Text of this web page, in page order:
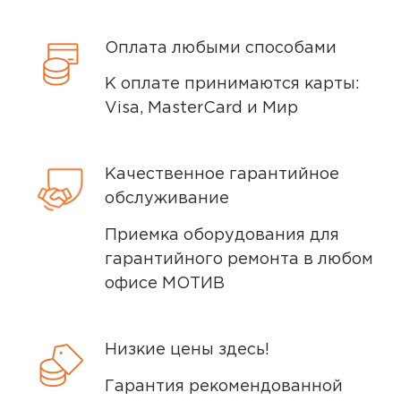
20 января 2023, 09:02
Производительный смартфон для
экономных Infinix Smart 6 - один из
экраном и камерой с автофокусом,
которые я смог найти в продаже.
Именно это и предопределило мой
выбор. Об этом смартфоне...
Плюсы
Оплата любыми способами
К оплате принимаются карты:
Visa, MasterCard и Мир
Качественное гарантийное
обслуживание
Приемка оборудования для
гарантийного ремонта в любом
офисе МОТИВ
Низкие цены здесь!
Гарантия рекомендованной